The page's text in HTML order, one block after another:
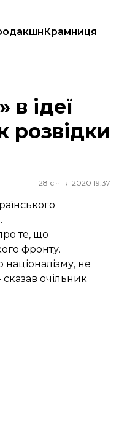
Крамниця
в ідеї
розвідки
28 січня 2020 19:37
те, що
фронту.
не
очільник